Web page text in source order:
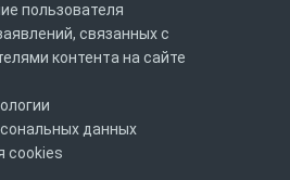
пользователя
связанных с
контента на сайте
данных
cookies